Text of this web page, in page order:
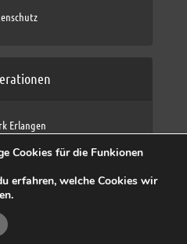
Erlangen
IIS
(AFK max)
by funklust, FAU
Cookies für die Funkionen
erfahren, welche Cookies wir